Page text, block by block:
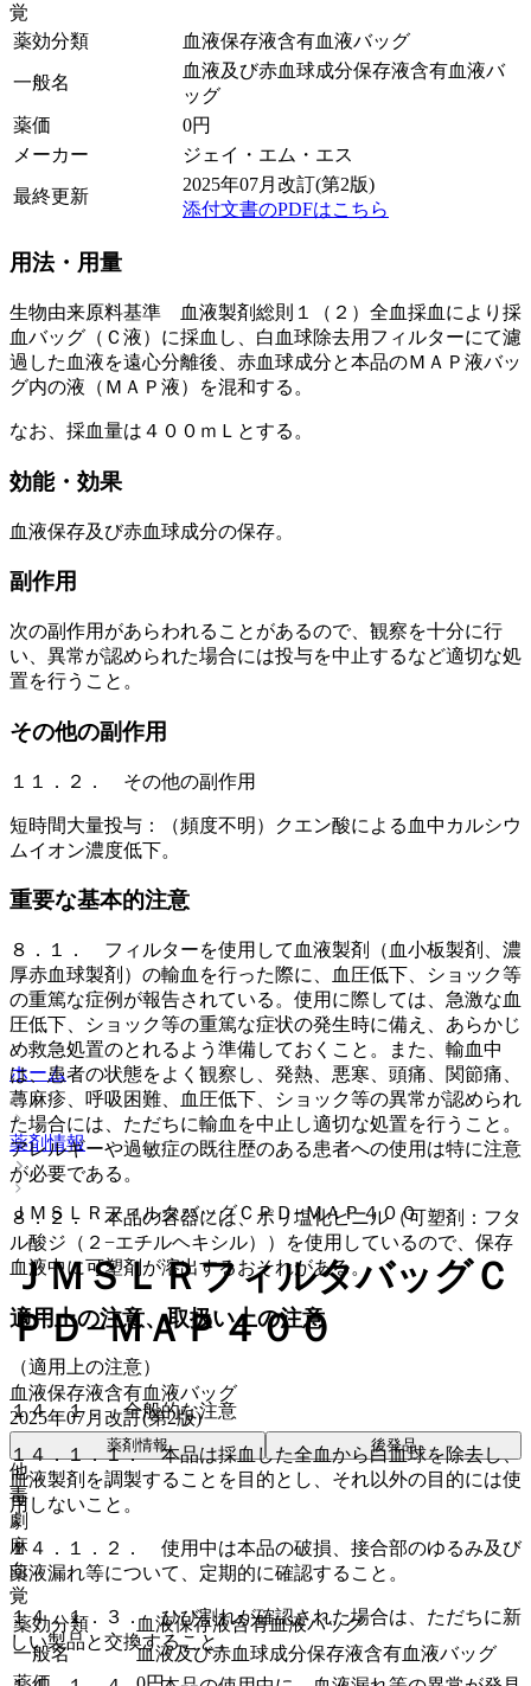
覚
薬効分類
血液保存液含有血液バッグ
一般名
血液及び赤血球成分保存液含有血液バ
ッグ
薬価
0円
メーカー
ジェイ・エム・エス
最終更新
2025年07月改訂(第2版)
添付文書のPDFはこちら
用法・用量
生物由来原料基準 血液製剤総則１（２）全血採血により採
血バッグ（Ｃ液）に採血し、白血球除去用フィルターにて濾
過した血液を遠心分離後、赤血球成分と本品のＭＡＰ液バッ
グ内の液（ＭＡＰ液）を混和する。
なお、採血量は４００ｍＬとする。
効能・効果
血液保存及び赤血球成分の保存。
副作用
次の副作用があらわれることがあるので、観察を十分に行
い、異常が認められた場合には投与を中止するなど適切な処
置を行うこと。
その他の副作用
１１．２． その他の副作用
短時間大量投与：（頻度不明）クエン酸による血中カルシウ
ムイオン濃度低下。
重要な基本的注意
８．１． フィルターを使用して血液製剤（血小板製剤、濃
厚赤血球製剤）の輸血を行った際に、血圧低下、ショック等
の重篤な症例が報告されている。使用に際しては、急激な血
圧低下、ショック等の重篤な症状の発生時に備え、あらかじ
め救急処置のとれるよう準備しておくこと。また、輸血中
は、患者の状態をよく観察し、発熱、悪寒、頭痛、関節痛、
蕁麻疹、呼吸困難、血圧低下、ショック等の異常が認められ
た場合には、ただちに輸血を中止し適切な処置を行うこと。
アレルギーや過敏症の既往歴のある患者への使用は特に注意
が必要である。
８．２． 本品の容器には、ポリ塩化ビニル（可塑剤：フタ
ル酸ジ（２−エチルヘキシル））を使用しているので、保存
血液中に可塑剤が溶出するおそれがある。
適用上の注意、取扱い上の注意
（適用上の注意）
１４．１． 全般的な注意
１４．１．１． 本品は採血した全血から白血球を除去し、
血液製剤を調製することを目的とし、それ以外の目的には使
用しないこと。
１４．１．２． 使用中は本品の破損、接合部のゆるみ及び
薬液漏れ等について、定期的に確認すること。
１４．１．３． ひび割れが確認された場合は、ただちに新
しい製品と交換すること。
ホーム
薬剤情報
ＪＭＳＬＲフィルタバッグＣＰＤ−ＭＡＰ４００
ＪＭＳＬＲフィルタバッグＣ
ＰＤ−ＭＡＰ４００
血液保存液含有血液バッグ
2025年07月改訂(第2版)
薬剤情報 後発品
他
毒
劇
麻
向
覚
薬効分類
血液保存液含有血液バッグ
一般名
血液及び赤血球成分保存液含有血液バッグ